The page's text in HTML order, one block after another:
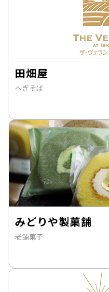
田畑屋
へぎそば
みどりや製菓舗
老舗菓子